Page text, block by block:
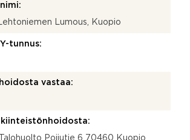
Lumous, Kuopio
tunnus:
vastaa:
Poijutie 6 70460 Kuopio